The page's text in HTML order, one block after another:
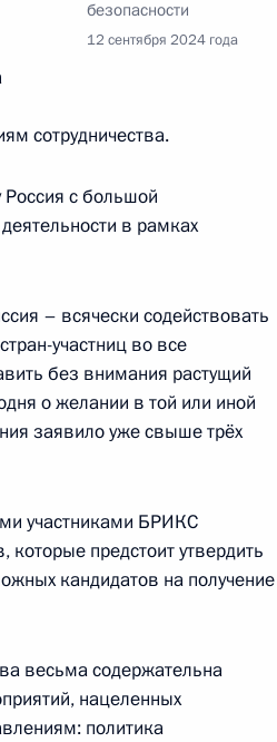
дел
безопасности
12 сентября 2024 года
сотрудничества.
с большой
в рамках
– всячески содействовать
участниц во все
без внимания растущий
о желании в той или иной
заявило уже свыше трёх
участниками БРИКС
которые предстоит утвердить
кандидатов на получение
весьма содержательна
нацеленных
политика